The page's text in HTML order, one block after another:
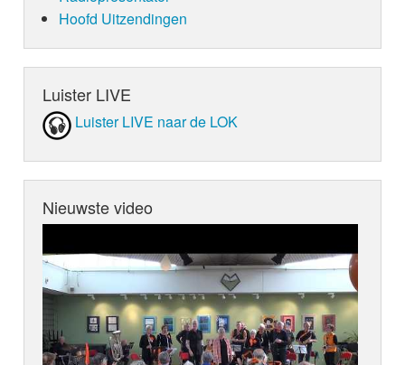
Hoofd Uitzendingen
Luister LIVE
Luister LIVE naar de LOK
Nieuwste video